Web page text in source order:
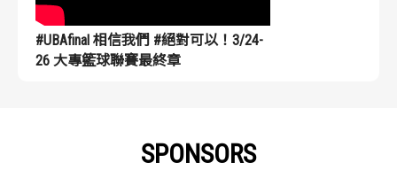
#UBAfinal 相信我們 #絕對可以！3/24-
26 大專籃球聯賽最終章
SPONSORS